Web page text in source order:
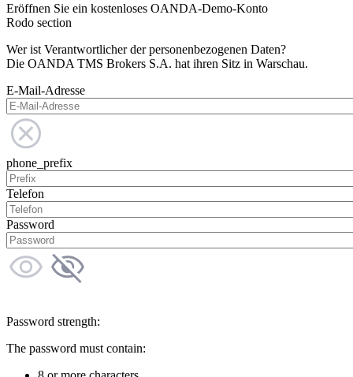
Eröffnen Sie ein kostenloses OANDA-Demo-Konto
Rodo section
Wer ist Verantwortlicher der personenbezogenen Daten?
Die OANDA TMS Brokers S.A. hat ihren Sitz in Warschau.
E-Mail-Adresse
phone_prefix
Telefon
Password
Password strength:
The password must contain: